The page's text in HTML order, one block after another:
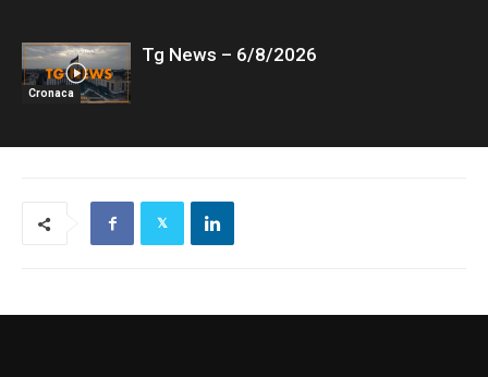
Cronaca
Tg News – 6/8/2026